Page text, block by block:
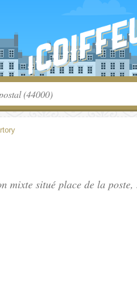
mixte situé place de la poste,